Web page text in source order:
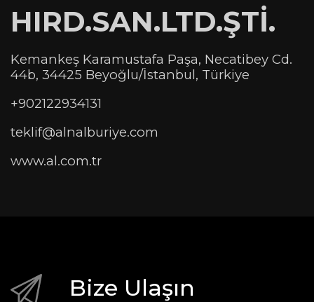
HIRD.SAN.LTD.ŞTİ.
Kemankeş Karamustafa Paşa, Necatibey Cd.
44b, 34425 Beyoğlu/İstanbul, Türkiye
+902122934131
teklif@alnalburiye.com
www.al.com.tr
Bize Ulaşın